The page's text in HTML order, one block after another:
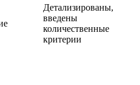
Детализированы,
введены
количественные
критерии